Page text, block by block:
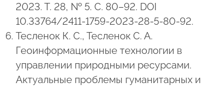
2023. Т. 28, № 5. С. 80–92. DOI
10.33764/2411-1759-2023-28-5-80-92.
Тесленок К. С., Тесленок С. А.
Геоинформационные технологии в
управлении природными ресурсами.
Актуальные проблемы гуманитарных и